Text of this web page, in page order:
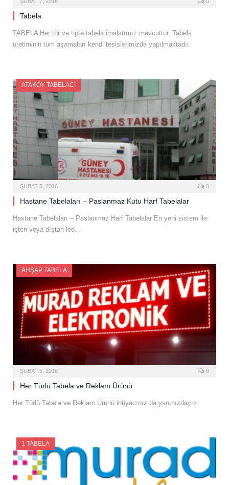
Tabela
TABELA Her tür ve tipte tabela imalatımız mevcuttur. Tabela
üretiminin tüm aşamaları kendi tesislerimizde yapılmaktadır.
ATAKÖY TABELACI
ŞUBAT 5, 2016 0
Hastane Tabelaları – Paslanmaz Kutu Harf Tabelalar
Hastane Tabelaları – Paslanmaz Harf Tabelalar En yeni sistem ile
içten veya dıştan led…
AHŞAP TABELA
ŞUBAT 5, 2016 0
Her Türlü Tabela ve Reklam Ürünü
Her Türlü Tabela ve Reklam Ürünü ihtiyacınız da yanınızdayız.
1 TABELA